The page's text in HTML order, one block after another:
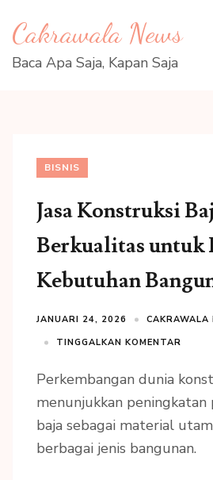
ke
konten
Cakrawala News
Baca Apa Saja, Kapan Saja
BISNIS
Jasa Konstruksi
Berkualitas untuk
Kebutuhan
JANUARI 24, 2026
CAKRAWALA
TINGGALKAN KOMENTAR
Perkembangan dunia
menunjukkan peningkatan
baja sebagai material
berbagai jenis bangunan.